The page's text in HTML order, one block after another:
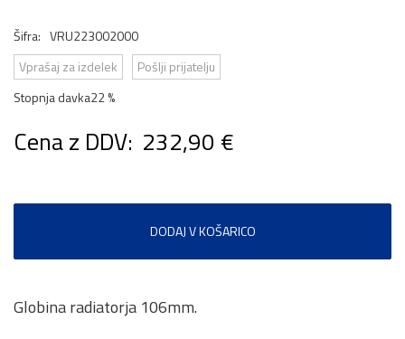
Šifra: VRU223002000
Vprašaj za izdelek
Pošlji prijatelju
Stopnja davka22 %
Cena z DDV: 232,90 €
DODAJ V KOŠARICO
Globina radiatorja 106mm.